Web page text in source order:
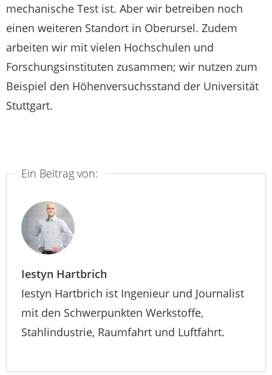
mechanische Test ist. Aber wir betreiben noch
einen weiteren Standort in Oberursel. Zudem
arbeiten wir mit vielen Hochschulen und
Forschungsinstituten zusammen; wir nutzen zum
Beispiel den Höhenversuchsstand der Universität
Stuttgart.
Ein Beitrag von:
Iestyn Hartbrich
Iestyn Hartbrich ist Ingenieur und Journalist
mit den Schwerpunkten Werkstoffe,
Stahlindustrie, Raumfahrt und Luftfahrt.